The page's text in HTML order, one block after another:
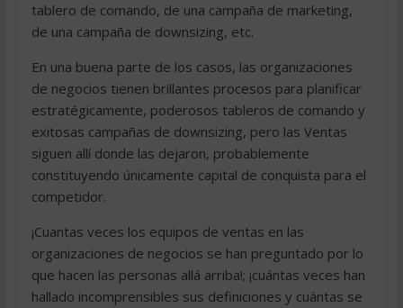
tablero de comando, de una campaña de marketing,
de una campaña de downsizing, etc.
En una buena parte de los casos, las organizaciones
de negocios tienen brillantes procesos para planificar
estratégicamente, poderosos tableros de comando y
exitosas campañas de downsizing, pero las Ventas
siguen allí donde las dejaron, probablemente
constituyendo únicamente capital de conquista para el
competidor.
¡Cuantas veces los equipos de ventas en las
organizaciones de negocios se han preguntado por lo
que hacen las personas allá arriba!; ¡cuántas veces han
hallado incomprensibles sus definiciones y cuántas se